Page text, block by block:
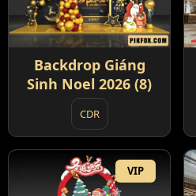
Backdrop Giáng
Sinh Noel 2026 (8)
CDR
VIP